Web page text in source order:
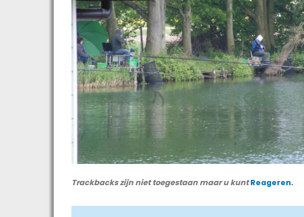
Trackbacks zijn niet toegestaan maar u kuntReageren.